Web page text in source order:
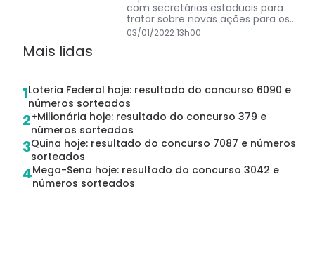
com secretários estaduais para
tratar sobre novas ações para os
municípios
03/01/2022 13h00
Mais lidas
1Loteria Federal hoje: resultado do concurso 6090 e
números sorteados
2+Milionária hoje: resultado do concurso 379 e
números sorteados
3Quina hoje: resultado do concurso 7087 e números
sorteados
4Mega-Sena hoje: resultado do concurso 3042 e
números sorteados